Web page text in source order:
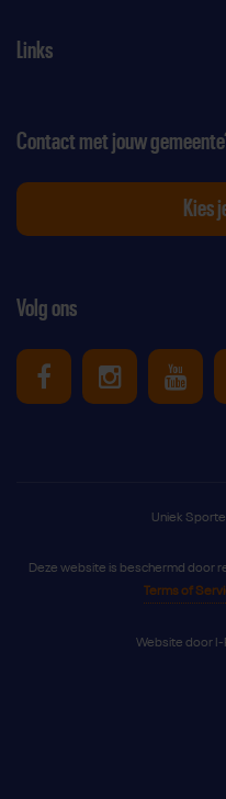
Links
Volg ons
Uniek Sporten
Uniek
Contact met jouw
Kies
Uniek
Deze website is beschermd door
Terms of
Website door